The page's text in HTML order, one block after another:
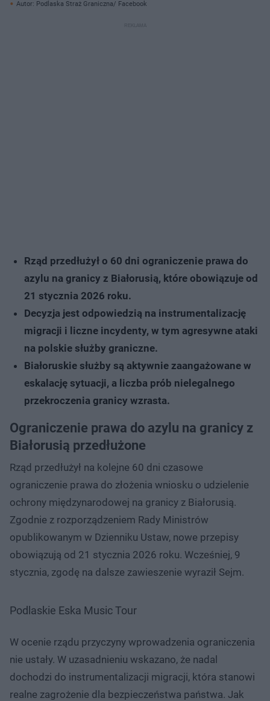
Autor: Podlaska Straż Graniczna/ Facebook
Rząd przedłużył o 60 dni ograniczenie prawa do
azylu na granicy z Białorusią, które obowiązuje od
21 stycznia 2026 roku.
Decyzja jest odpowiedzią na instrumentalizację
migracji i liczne incydenty, w tym agresywne ataki
na polskie służby graniczne.
Białoruskie służby są aktywnie zaangażowane w
eskalację sytuacji, a liczba prób nielegalnego
przekroczenia granicy wzrasta.
Ograniczenie prawa do azylu na granicy z
Białorusią przedłużone
Rząd przedłużył na kolejne 60 dni czasowe
ograniczenie prawa do złożenia wniosku o udzielenie
ochrony międzynarodowej na granicy z Białorusią.
Zgodnie z rozporządzeniem Rady Ministrów
opublikowanym w Dzienniku Ustaw, nowe przepisy
obowiązują od 21 stycznia 2026 roku. Wcześniej, 9
stycznia, zgodę na dalsze zawieszenie wyraził Sejm.
Podlaskie Eska Music Tour
W ocenie rządu przyczyny wprowadzenia ograniczenia
nie ustały. W uzasadnieniu wskazano, że nadal
dochodzi do instrumentalizacji migracji, która stanowi
realne zagrożenie dla bezpieczeństwa państwa. Jak